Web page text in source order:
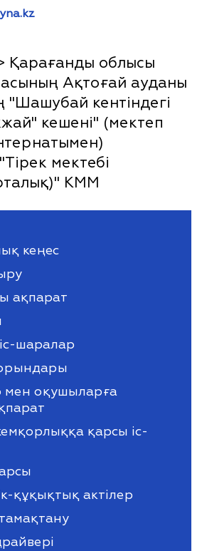
Қарағанды облысы
Ақтоғай ауданы
"Шашубай кентіндегі
кешені" (мектеп
мектебі
КММ
кеңес
ақпарат
шаралар
мен оқушыларға
қарсы іс-
құқықтық актілер